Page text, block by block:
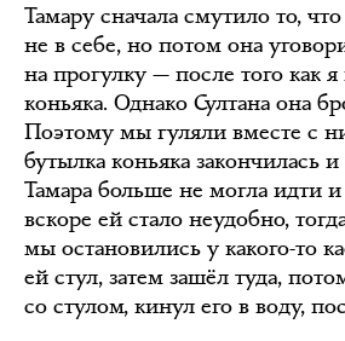
Тамару сначала смутило то,
не в себе, но потом она
на прогулку — после того как
коньяка. Однако Султана она
Поэтому мы гуляли вместе с
бутылка коньяка закончилась и
Тамара больше не могла идти и
вскоре ей стало неудобно,
мы остановились у какого-то
ей стул, затем зашёл туда,
со стулом, кинул его в воду,